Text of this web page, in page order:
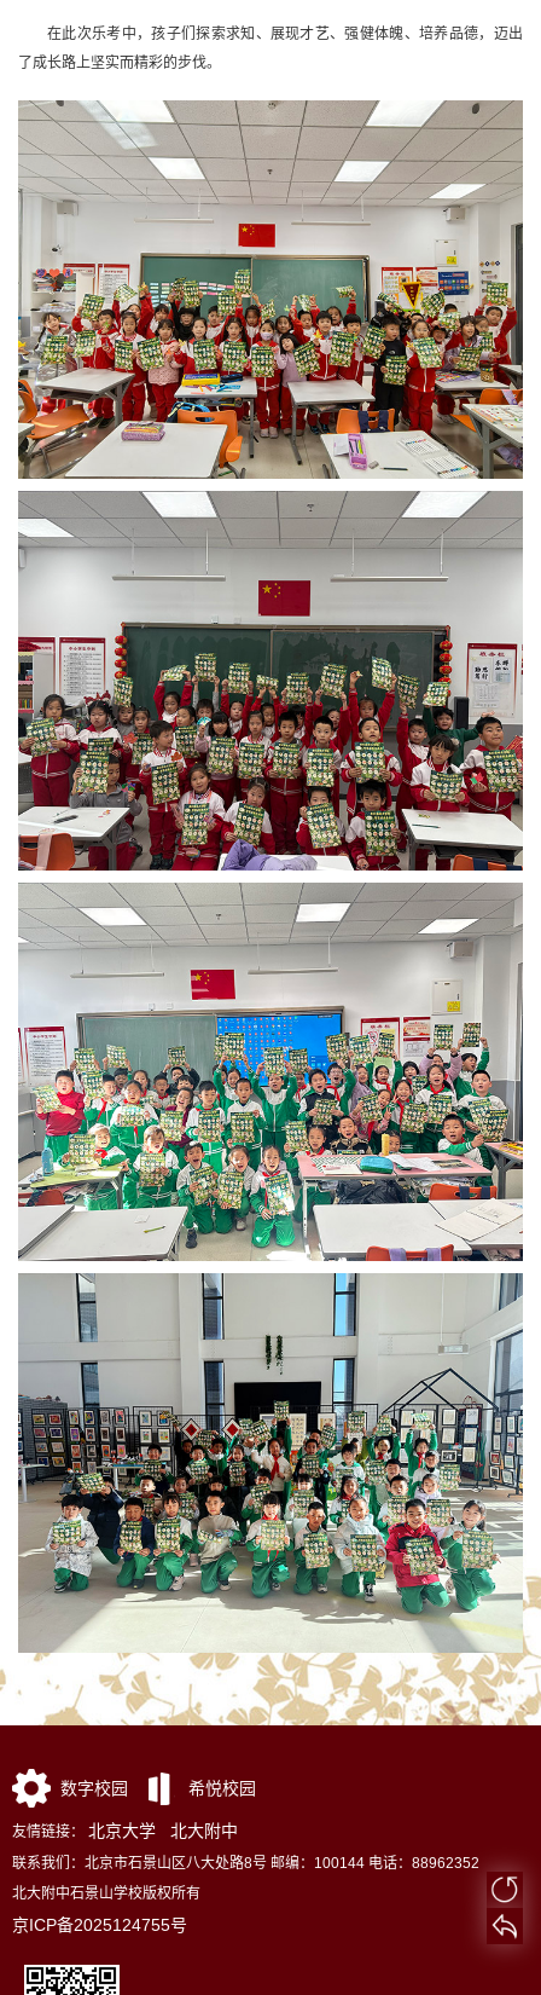
在此次乐考中，孩子们探索求知、展现才艺、强健体魄、培养品德，迈出
了成长路上坚实而精彩的步伐。
数字校园 希悦校园
友情链接： 北京大学 北大附中
联系我们：北京市石景山区八大处路8号 邮编：100144 电话：88962352
北大附中石景山学校版权所有
京ICP备2025124755号